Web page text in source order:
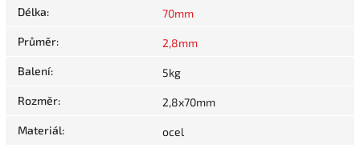
Délka: 70mm
Průměr: 2,8mm
Balení: 5kg
Rozměr: 2,8x70mm
Materiál: ocel